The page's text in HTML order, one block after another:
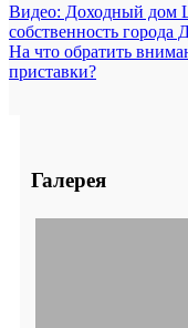
Видео: Доходный дом
собственность города
На что обратить
приставки?
Галерея